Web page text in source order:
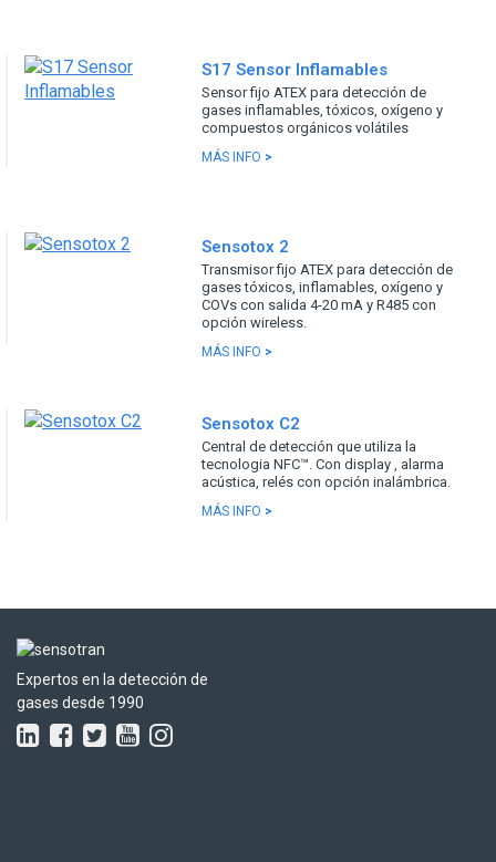
S17 Sensor Inflamables
Sensor fijo ATEX para detección de
gases inflamables, tóxicos, oxígeno y
compuestos orgánicos volátiles
MÁS INFO >
Sensotox 2
Transmisor fijo ATEX para detección de
gases tóxicos, inflamables, oxígeno y
COVs con salida 4-20 mA y R485 con
opción wireless.
MÁS INFO >
Sensotox C2
Central de detección que utiliza la
tecnologia NFC™. Con display , alarma
acústica, relés con opción inalámbrica.
MÁS INFO >
Expertos en la detección de
gases desde 1990